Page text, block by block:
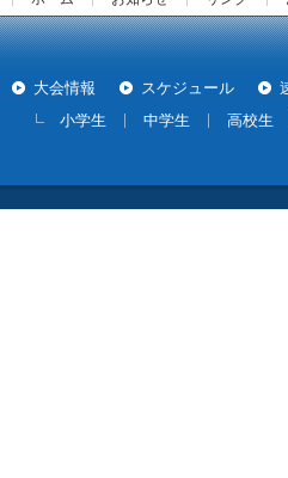
大会情報 スケジュール
小学生
中学生 高校生